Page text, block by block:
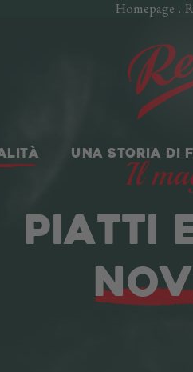
Homepage .
UNA STORIA DI
Il
PIATTI